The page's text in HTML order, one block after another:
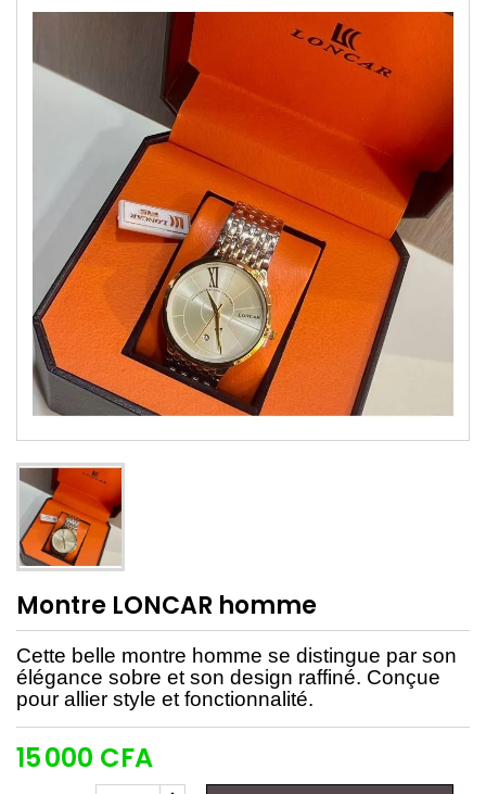
Montre LONCAR homme
Cette belle montre homme se distingue par son
élégance sobre et son design raffiné. Conçue
pour allier style et fonctionnalité.
15 000 CFA